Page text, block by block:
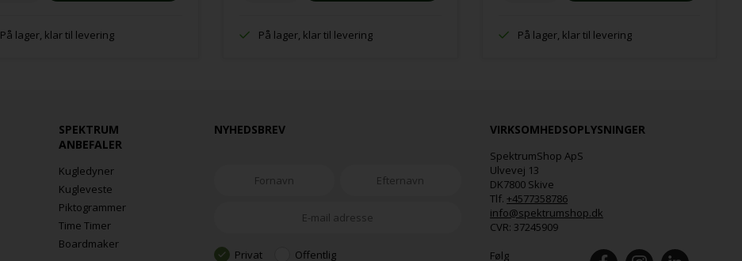
På lager, klar til levering På lager, klar til levering På lager, klar til levering
SPEKTRUM
ANBEFALER
Kugledyner
Kugleveste
Piktogrammer
Time Timer
Boardmaker
NYHEDSBREV
Privat Offentlig
VIRKSOMHEDSOPLYSNINGER
SpektrumShop ApS
Ulvevej 13
DK7800 Skive
Tlf.+4577358786
info@spektrumshop.dk
CVR: 37245909
Følg